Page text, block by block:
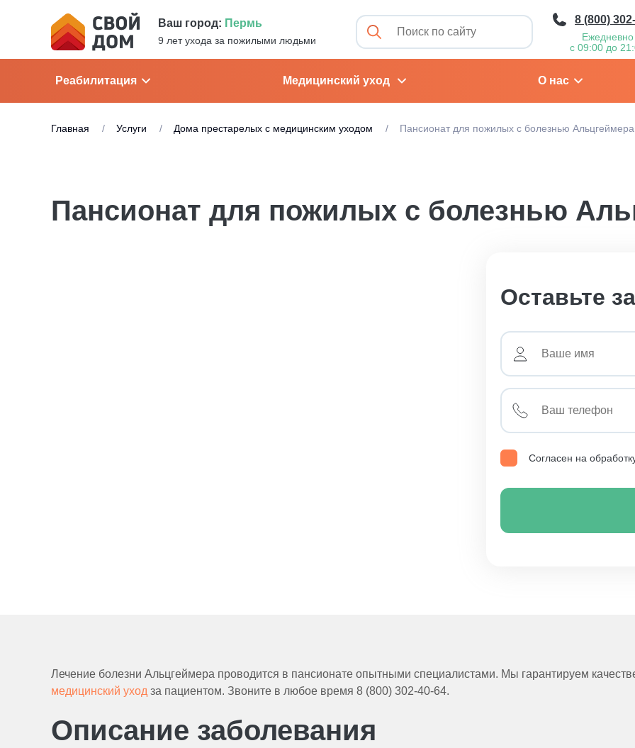
Ваш город: Пермь
9 лет ухода за пожилыми людьми
8 (800)
Ежедневно
с 09:00 до
Реабилитация Медицинский уход О нас
Главная Услуги Дома престарелых с медицинским уходом Пансионат для пожилых с болезнью Альцгеймера
Пансионат для пожилых с болезнью
Оставьте
Согласен на
Лечение болезни Альцгеймера проводится в пансионате опытными специалистами. Мы гарантируем
медицинский уход за пациентом. Звоните в любое время 8 (800) 302-40-64.
Описание заболевания